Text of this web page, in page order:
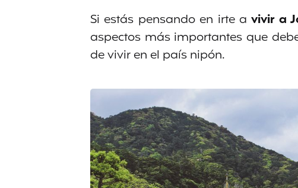
Si estás pensando en irte avivir a
aspectos más importantes que
de vivir en el país nipón.